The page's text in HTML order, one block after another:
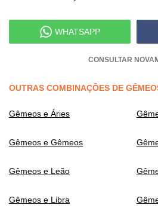
WHATSAPP
CONSULTAR
OUTRAS COMBINAÇÕES DE
Gêmeos e Áries
Gêmeos e Gêmeos
Gêmeos e Leão
Gêmeos e Libra